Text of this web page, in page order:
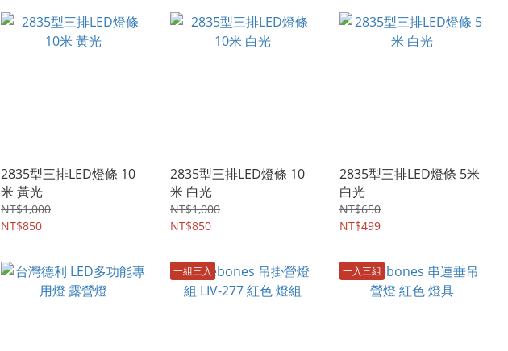
2835型三排LED燈條 10
米 黃光
NT$1,000
NT$850
2835型三排LED燈條 10
米 白光
NT$1,000
NT$850
2835型三排LED燈條 5米
白光
NT$650
NT$499
一組三入 一入三組